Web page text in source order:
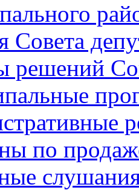
Совета
решений
по